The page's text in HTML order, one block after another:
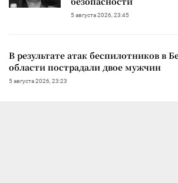
5 августа 2026, 23:45
В результате атак беспилотников в
области пострадали двое мужчин
5 августа 2026, 23:23